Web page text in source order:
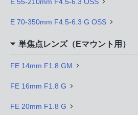
E 55-210mm F4.5-6.3 OSS
E 70-350mm F4.5-6.3 G OSS
単焦点レンズ（Eマウント用）
FE 14mm F1.8 GM
FE 16mm F1.8 G
FE 20mm F1.8 G